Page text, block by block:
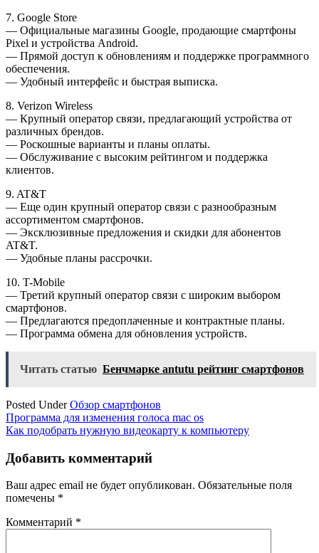
7. Google Store
— Официальные магазины Google, продающие смартфоны
Pixel и устройства Android.
— Прямой доступ к обновлениям и поддержке программного
обеспечения.
— Удобный интерфейс и быстрая выписка.
8. Verizon Wireless
— Крупный оператор связи, предлагающий устройства от
различных брендов.
— Роскошные варианты и планы оплаты.
— Обслуживание с высоким рейтингом и поддержка
клиентов.
9. AT&T
— Еще один крупный оператор связи с разнообразным
ассортиментом смартфонов.
— Эксклюзивные предложения и скидки для абонентов
AT&T.
— Удобные планы рассрочки.
10. T-Mobile
— Третий крупный оператор связи с широким выбором
смартфонов.
— Предлагаются предоплаченные и контрактные планы.
— Программа обмена для обновления устройств.
Читать статью Бенчмарке antutu рейтинг смартфонов
Posted UnderОбзор смартфонов
Навигация
по
записям
Программа для изменения голоса mac os
Как подобрать нужную видеокарту к компьютеру
Добавить комментарий
Ваш адрес email не будет опубликован. Обязательные поля
помечены *
Комментарий *